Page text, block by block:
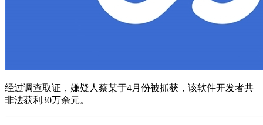
经过调查取证，嫌疑人蔡某于4月份被抓获，该软件开发者共
非法获利30万余元。